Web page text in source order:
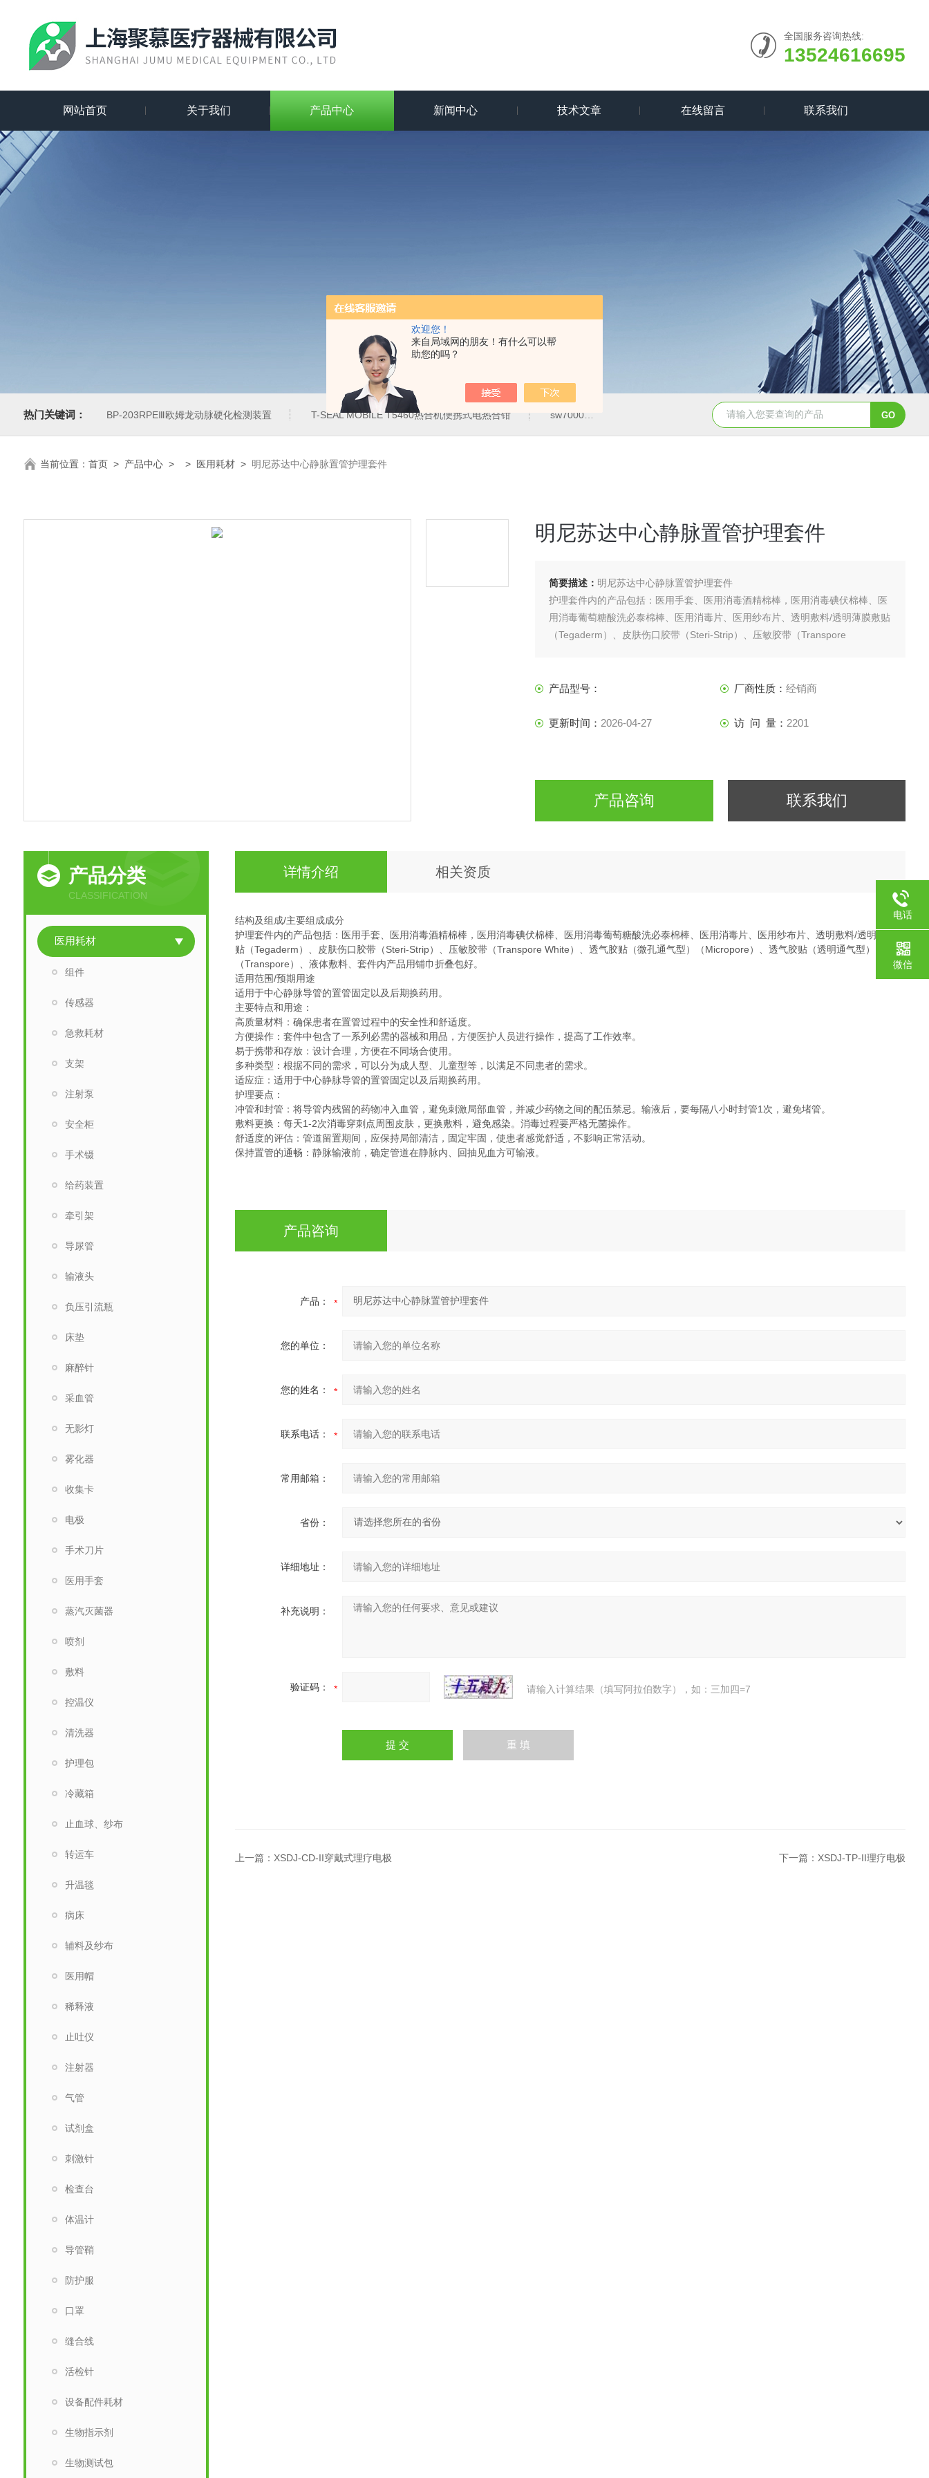
欢迎您！
来自局域网的朋友！有什么可以帮
助您的吗？
全国服务咨询热线:
13524616695
网站首页 关于我们 产品中心 新闻中心 技术文章 在线留言 联系我们
热门关键词： BP-203RPEⅢ欧姆龙动脉硬化检测装置 T-SEAL MOBILE T5460热合机便携式电热合钳 sw7000医用眼科索维角膜内皮细胞计 NHZ-06诺和振动排痰机厂家直销
当前位置： 首页> 产品中心> > 医用耗材> 明尼苏达中心静脉置管护理套件
明尼苏达中心静脉置管护理套件
简要描述： 明尼苏达中心静脉置管护理套件
护理套件内的产品包括：医用手套、医用消毒酒精棉棒，医用消毒碘伏棉棒、医
用消毒葡萄糖酸洗必泰棉棒、医用消毒片、医用纱布片、透明敷料/透明薄膜敷贴
（Tegaderm）、皮肤伤口胶带（Steri-Strip）、压敏胶带（Transpore
产品型号： 厂商性质：经销商
更新时间： 2026-04-27 访 问 量： 2201
产品咨询 联系我们
产品分类
CLASSIFICATION
医用耗材
组件
传感器
急救耗材
支架
注射泵
安全柜
手术镊
给药装置
牵引架
导尿管
输液头
负压引流瓶
床垫
麻醉针
采血管
无影灯
雾化器
收集卡
电极
手术刀片
医用手套
蒸汽灭菌器
喷剂
敷料
控温仪
清洗器
护理包
冷藏箱
止血球、纱布
转运车
升温毯
病床
辅料及纱布
医用帽
稀释液
止吐仪
注射器
气管
试剂盒
刺激针
检查台
体温计
导管鞘
防护服
口罩
缝合线
活检针
设备配件耗材
生物指示剂
生物测试包
详情介绍 相关资质
结构及组成/主要组成成分
护理套件内的产品包括：医用手套、医用消毒酒精棉棒，医用消毒碘伏棉棒、医用消毒葡萄糖酸洗必泰棉棒、医用消毒片、医用纱布片、透明敷料/透明薄膜敷
贴（Tegaderm）、皮肤伤口胶带（Steri-Strip）、压敏胶带（Transpore White）、透气胶贴（微孔通气型）（Micropore）、透气胶贴（透明通气型）
（Transpore）、液体敷料、套件内产品用铺巾折叠包好。
适用范围/预期用途
适用于中心静脉导管的置管固定以及后期换药用。
主要特点和用途：
高质量材料：确保患者在置管过程中的安全性和舒适度。
方便操作：套件中包含了一系列必需的器械和用品，方便医护人员进行操作，提高了工作效率。
易于携带和存放：设计合理，方便在不同场合使用。
多种类型：根据不同的需求，可以分为成人型、儿童型等，以满足不同患者的需求。
适应症：适用于中心静脉导管的置管固定以及后期换药用。
护理要点：
冲管和封管：将导管内残留的药物冲入血管，避免刺激局部血管，并减少药物之间的配伍禁忌。输液后，要每隔八小时封管1次，避免堵管。
敷料更换：每天1-2次消毒穿刺点周围皮肤，更换敷料，避免感染。消毒过程要严格无菌操作。
舒适度的评估：管道留置期间，应保持局部清洁，固定牢固，使患者感觉舒适，不影响正常活动。
保持置管的通畅：静脉输液前，确定管道在静脉内、回抽见血方可输液。
产品咨询
产品：
您的单位：
您的姓名：
联系电话：
常用邮箱：
省份：
详细地址：
补充说明：
验证码： 请输入计算结果（填写阿拉伯数字），如：三加四=7
上一篇： XSDJ-CD-II穿戴式理疗电极 下一篇： XSDJ-TP-II理疗电极
电话
微信